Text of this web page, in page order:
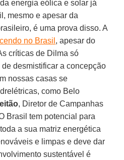
energia eólica e solar já
mesmo e apesar da
é uma prova disso. A
no Brasil , apesar do
críticas de Dilma só
desmistificar a concepção
nossas casas se
como Belo
, Diretor de Campanhas
Brasil tem potencial para
a sua matriz energética
e limpas e deve dar
sustentável é